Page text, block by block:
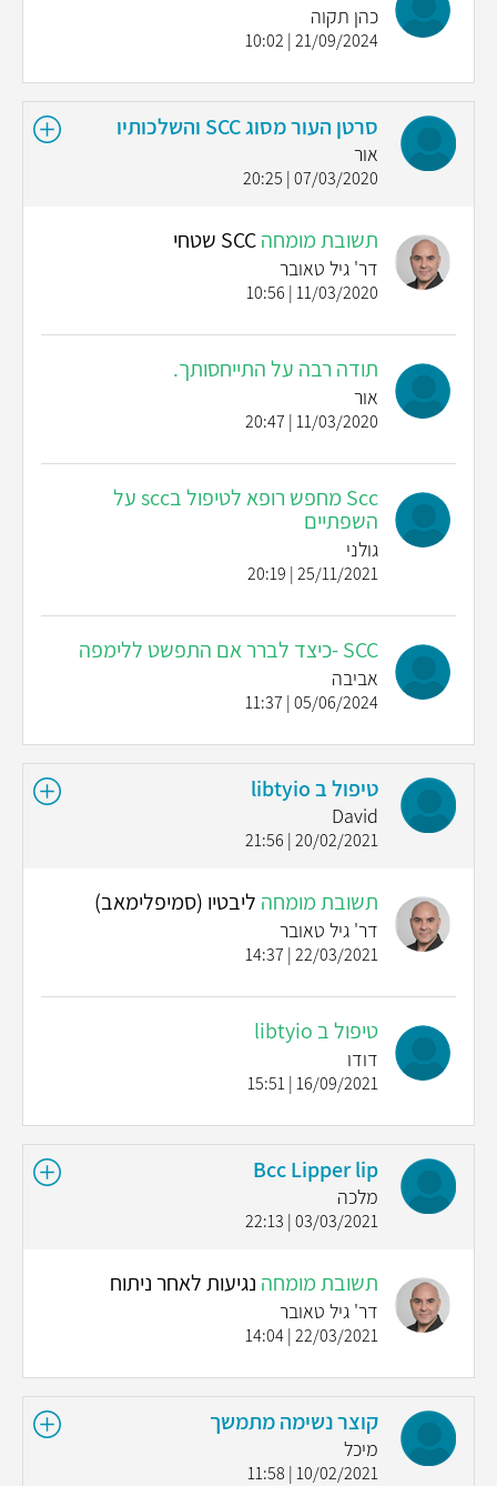
כהן תקוה
21/09/2024 | 10:02
סרטן העור מסוג SCC והשלכותיו
אור
07/03/2020 | 20:25
תשובת מומחהSCC שטחי
דר' גיל טאובר
11/03/2020 | 10:56
תודה רבה על התייחסותך.
אור
11/03/2020 | 20:47
Scc מחפש רופא לטיפול בscc על
השפתיים
גולני
25/11/2021 | 20:19
SCC -כיצד לברר אם התפשט ללימפה
אביבה
05/06/2024 | 11:37
טיפול ב libtyio
David
20/02/2021 | 21:56
תשובת מומחה ליבטיו (סמיפלימאב)
דר' גיל טאובר
22/03/2021 | 14:37
טיפול ב libtyio
דודו
16/09/2021 | 15:51
Bcc Lipper lip
מלכה
03/03/2021 | 22:13
תשובת מומחה נגיעות לאחר ניתוח
דר' גיל טאובר
22/03/2021 | 14:04
קוצר נשימה מתמשך
מיכל
10/02/2021 | 11:58